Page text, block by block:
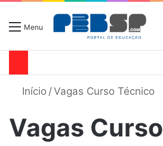
Menu
Início /Vagas Curso Técnico
Vagas Curso